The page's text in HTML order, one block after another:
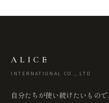
ALICE
INTERNATIONAL CO., LTD
自分たちが使い続けたいもの